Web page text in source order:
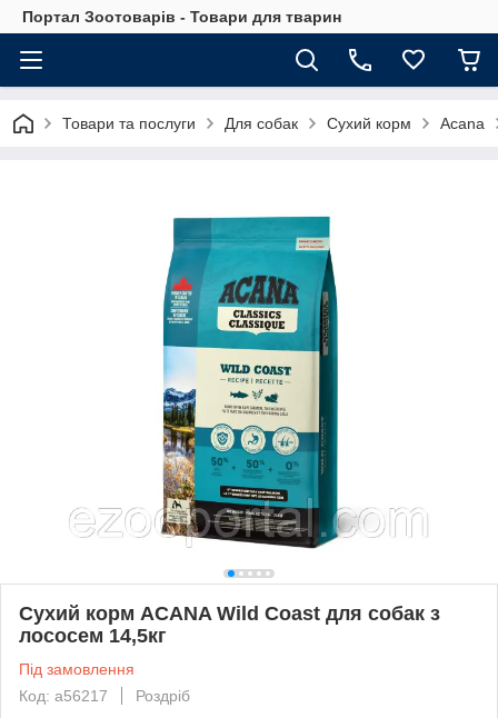
Портал Зоотоварів - Товари для тварин
Товари та послуги Для собак Сухий корм Acana
Сухий корм ACANA Wild Coast для собак з
лососем 14,5кг
Під замовлення
Код: a56217
Роздріб